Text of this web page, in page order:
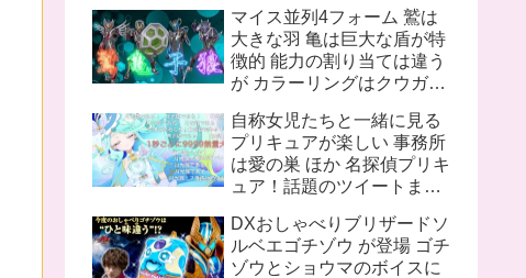
マイス並列4フォーム 鷲は
大きな羽 亀は巨大な盾が特
徴的 能力の割り当ては違う
が カラーリングはクウガと
姿が不明なのは 丑 辰 午 申
亥 の5人
自称女児たちと一緒に見る
プリキュアが楽しい 事務所
は愛の巣 ほか 名探偵プリキ
ュア！話題のツイートまと
DXおしゃべりブリザードソ
ルベエゴチゾウ が登場 ゴチ
ゾウとショウマのボイスに